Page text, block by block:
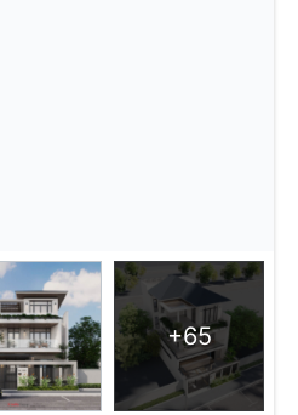
+65